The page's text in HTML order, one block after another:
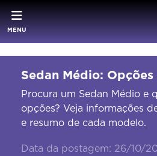
MENU
Sedan Médio:
Procura um Sedan Médio e
opções? Veja informações
e resumo de cada modelo.
Data da postagem: 26/10/